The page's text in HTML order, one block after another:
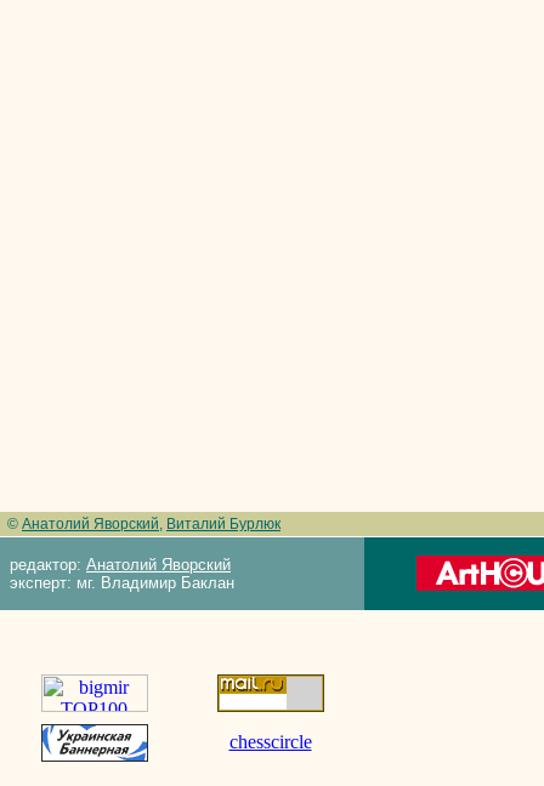
© Анатолий Яворский, Виталий Бурлюк
редактор: Анатолий Яворский
эксперт: мг. Владимир Баклан
chesscircle